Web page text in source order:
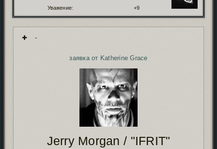
Уважение: +9
-
заявка от Katherine Grace
Jerry Morgan / "IFRIT"